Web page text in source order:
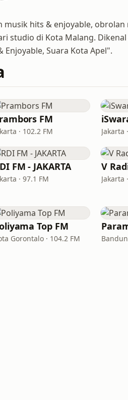
musik hits & enjoyable,
studio di Kota Malang.
Suara Kota Apel".
FM
· 102.2 FM Jakarta
FM - JAKARTA
· 97.1 FM
V
Jakarta
Top FM
Gorontalo · 104.2 FM